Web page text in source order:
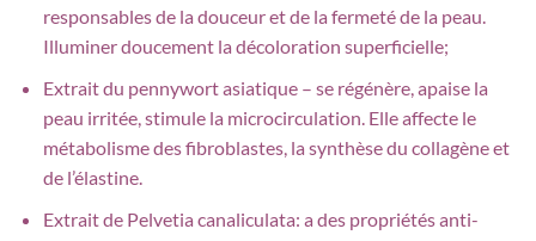
responsables de la douceur et de la fermeté de la peau.
Illuminer doucement la décoloration superficielle;
Extrait du pennywort asiatique – se régénère, apaise la
peau irritée, stimule la microcirculation. Elle affecte le
métabolisme des fibroblastes, la synthèse du collagène et
de l’élastine.
Extrait de Pelvetia canaliculata: a des propriétés anti-